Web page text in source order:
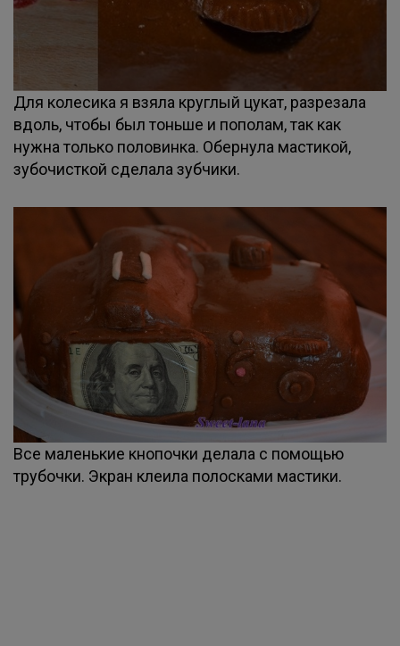
Для колесика я взяла круглый цукат, разрезала
вдоль, чтобы был тоньше и пополам, так как
нужна только половинка. Обернула мастикой,
зубочисткой сделала зубчики.
Все маленькие кнопочки делала с помощью
трубочки. Экран клеила полосками мастики.